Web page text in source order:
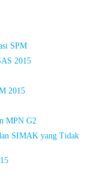
SPM
2015
2015
MPN G2
SIMAK yang Tidak